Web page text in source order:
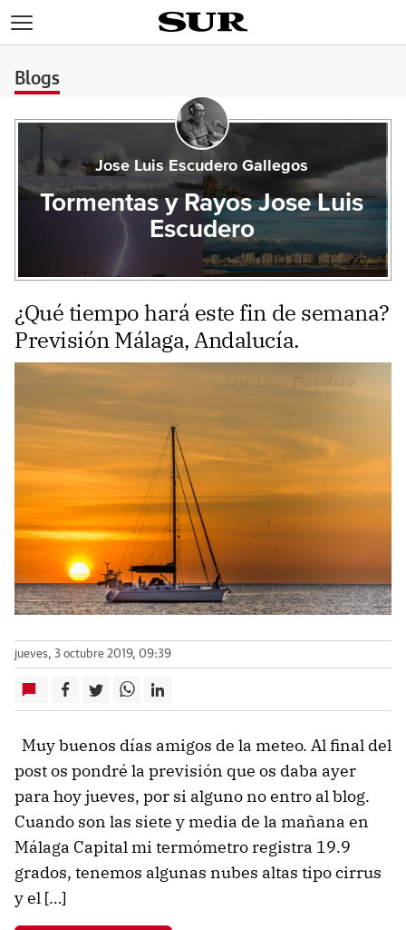
Blogs
Jose Luis Escudero Gallegos
Tormentas y Rayos Jose Luis
Escudero
¿Qué tiempo hará este fin de semana?
Previsión Málaga, Andalucía.
jueves, 3 octubre 2019, 09:39
Muy buenos días amigos de la meteo. Al final del
post os pondré la previsión que os daba ayer
para hoy jueves, por si alguno no entro al blog.
Cuando son las siete y media de la mañana en
Málaga Capital mi termómetro registra 19.9
grados, tenemos algunas nubes altas tipo cirrus
y el […]